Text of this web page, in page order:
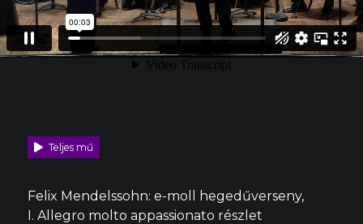
Teljes mű
Felix Mendelssohn: e-moll hegedűverseny,
I. Allegro molto appassionato részlet